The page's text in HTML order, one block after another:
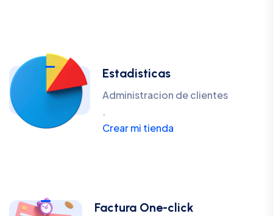
Estadisticas
Administracion de clientes
.
Crear mi tienda
Factura One-click